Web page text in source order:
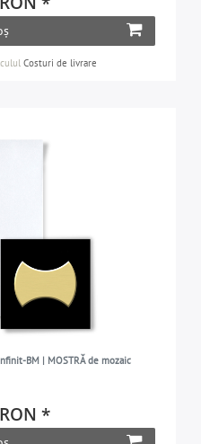
Costuri de livrare
BM | MOSTRĂ de mozaic
*